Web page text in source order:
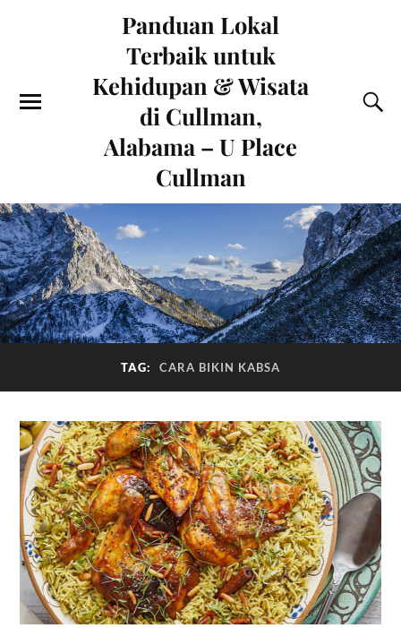
Panduan Lokal
Terbaik untuk
Kehidupan & Wisata
di Cullman,
Alabama – U Place
Cullman
TAG: CARA BIKIN KABSA